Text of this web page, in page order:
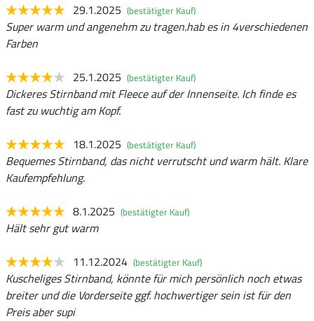
29.1.2025 (bestätigter Kauf)
Super warm und angenehm zu tragen.hab es in 4verschiedenen
Farben
25.1.2025 (bestätigter Kauf)
Dickeres Stirnband mit Fleece auf der Innenseite. Ich finde es
fast zu wuchtig am Kopf.
18.1.2025 (bestätigter Kauf)
Bequemes Stirnband, das nicht verrutscht und warm hält. Klare
Kaufempfehlung.
8.1.2025 (bestätigter Kauf)
Hält sehr gut warm
11.12.2024 (bestätigter Kauf)
Kuscheliges Stirnband, könnte für mich persönlich noch etwas
breiter und die Vorderseite ggf. hochwertiger sein ist für den
Preis aber supi